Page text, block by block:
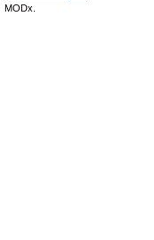
MODx.